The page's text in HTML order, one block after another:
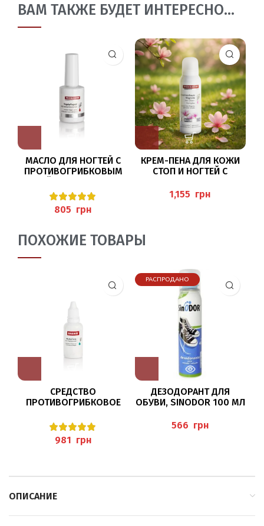
ВАМ ТАКЖЕ БУДЕТ ИНТЕРЕСНО…
МАСЛО ДЛЯ НОГТЕЙ С
ПРОТИВОГРИБКОВЫМ
(NAGELPFLEGEÖL)
PEDIBAEHR
грн
КРЕМ-ПЕНА ДЛЯ КОЖИ
СТОП И НОГТЕЙ С
И С ИОНАМИ СЕРЕБРА
125МЛ PEDIBAEHR
грн
ПОХОЖИЕ ТОВАРЫ
СРЕДСТВО
ПРОТИВОГРИБКОВОЕ
FORTE” PEDIBAEHR
грн
РАСПРОДАНО
ДЕЗОДОРАНТ ДЛЯ
ОБУВИ, SINODOR 100 МЛ
грн
ОПИСАНИЕ